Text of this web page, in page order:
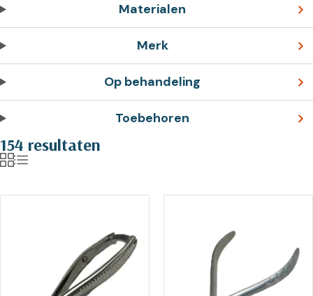
Materialen
Merk
Op behandeling
Toebehoren
154 resultaten